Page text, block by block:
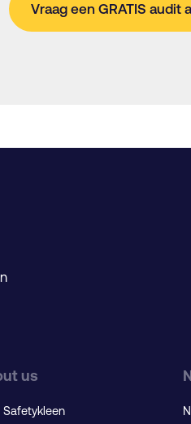
Vraag een GRATIS audit
us
Safetykleen